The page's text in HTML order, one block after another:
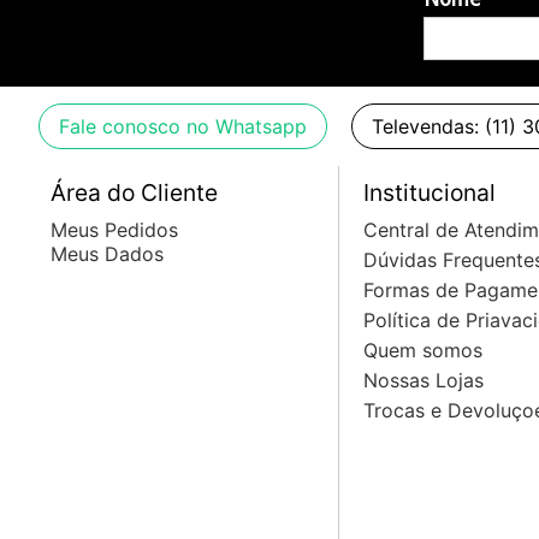
Fale conosco no Whatsapp Televendas: (11)
Área do Cliente
Meus Pedidos
Meus Dados
Institucional
Central de
Dúvidas
Formas de
Política de
Quem somos
Nossas Lojas
Trocas e